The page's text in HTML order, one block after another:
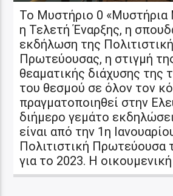
Το Μυστήριο 0 «Μυστήρια
η Τελετή Έναρξης, η
εκδήλωση της
Πρωτεύουσας, η στιγμή
θεαματικής διάχυσης της
του θεσμού σε όλον τον
πραγματοποιηθεί στην
διήμερο γεμάτο
είναι από την 1η
Πολιτιστική Πρωτεύουσα
για το 2023. Η